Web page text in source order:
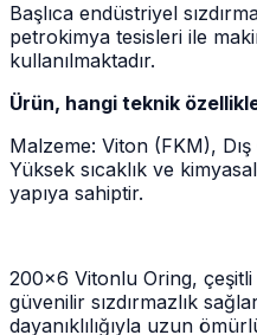
Başlıca endüstriyel
petrokimya tesisleri ile
kullanılmaktadır.
Ürün, hangi teknik
Malzeme: Viton (FKM),
Yüksek sıcaklık ve
yapıya sahiptir.
200x6 Vitonlu Oring,
güvenilir sızdırmazlık
dayanıklılığıyla uzun